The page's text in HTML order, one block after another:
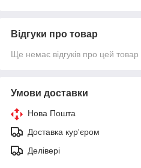
Відгуки про товар
Ще немає відгуків про цей товар
Умови доставки
Нова Пошта
Доставка кур'єром
Делівері